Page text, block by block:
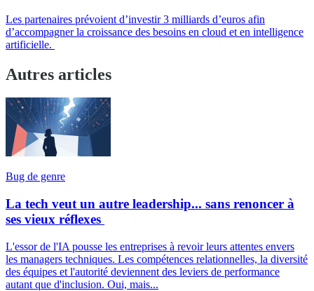
Les partenaires prévoient d’investir 3 milliards d’euros afin
d’accompagner la croissance des besoins en cloud et en intelligence
artificielle.
Autres articles
Bug de genre
La tech veut un autre leadership... sans renoncer à
ses vieux réflexes
L'essor de l'IA pousse les entreprises à revoir leurs attentes envers
les managers techniques. Les compétences relationnelles, la diversité
des équipes et l'autorité deviennent des leviers de performance
autant que d'inclusion. Oui, mais...